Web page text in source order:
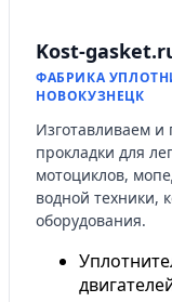
Kost-
ФАБРИКА
НОВОКУЗНЕЦК
Изготавливаем и
прокладки для
мотоциклов,
водной техники,
оборудования.